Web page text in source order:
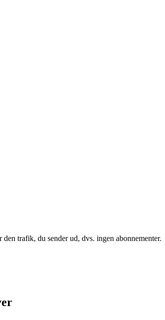
trafik, du sender ud, dvs. ingen abonnementer.